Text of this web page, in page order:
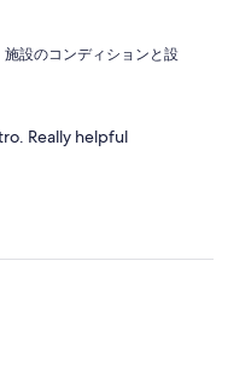
設のコンディションと設
Really helpful